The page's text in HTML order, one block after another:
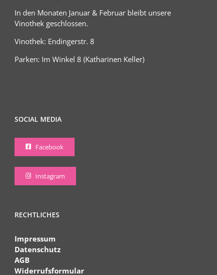
In den Monaten Januar & Februar bleibt unsere
Vinothek geschlossen.
Vinothek: Endingerstr. 8
Parken: Im Winkel 8 (Katharinen Keller)
SOCIAL MEDIA
Facebook
Instagram
RECHTLICHES
Impressum
Datenschutz
AGB
Widerrufsformular